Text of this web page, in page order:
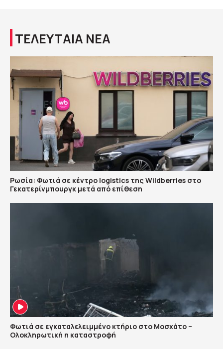
ΤΕΛΕΥΤΑΙΑ ΝΕΑ
Ρωσία: Φωτιά σε κέντρο logistics της Wildberries στο
Γεκατερίνμπουργκ μετά από επίθεση
Φωτιά σε εγκαταλελειμμένο κτήριο στο Μοσχάτο –
Ολοκληρωτική η καταστροφή